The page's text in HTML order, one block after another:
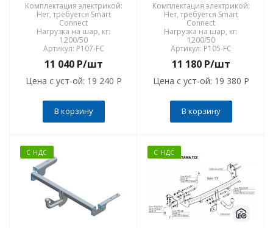
Комплектация электрикой:
Нет, требуется Smart
Connect
Нагрузка на шар, кг:
1200/50
Артикул: P107-FC
11 040P/шт
Цена с уст-ой: 19 240 P
В корзину
Комплектация электрикой:
Нет, требуется Smart
Connect
Нагрузка на шар, кг:
1200/50
Артикул: P105-FC
11 180P/шт
Цена с уст-ой: 19 380 P
В корзину
С НДС С НДС